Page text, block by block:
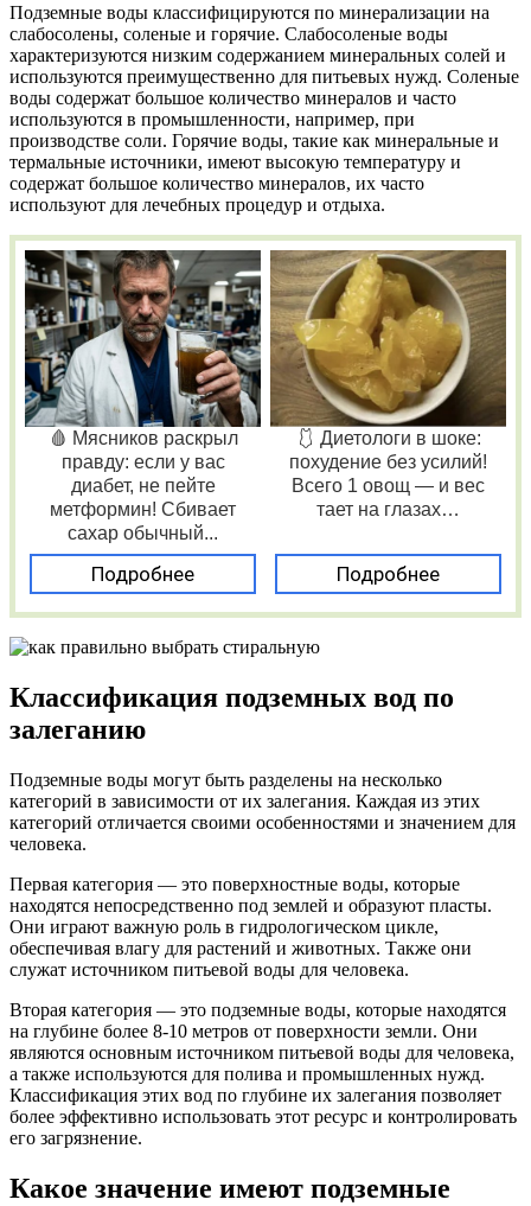
Подземные воды классифицируются по минерализации на
слабосолены, cоленые и горячие. Слабосоленые воды
характеризуются низким содержанием минеральных солей и
используются преимущественно для питьевых нужд. Соленые
воды содержат большое количество минералов и часто
используются в промышленности, например, при
производстве соли. Горячие воды, такие как минеральные и
термальные источники, имеют высокую температуру и
содержат большое количество минералов, их часто
используют для лечебных процедур и отдыха.
🩸 Мясников раскрыл
правду: если у вас
диабет, не пейте
метформин! Сбивает
сахар обычный...
Подробнее
🩱 Диетологи в шоке:
похудение без усилий!
Всего 1 овощ — и вес
тает на глазах…
Подробнее
Классификация подземных вод по
залеганию
Подземные воды могут быть разделены на несколько
категорий в зависимости от их залегания. Каждая из этих
категорий отличается своими особенностями и значением для
человека.
Первая категория — это поверхностные воды, которые
находятся непосредственно под землей и образуют пласты.
Они играют важную роль в гидрологическом цикле,
обеспечивая влагу для растений и животных. Также они
служат источником питьевой воды для человека.
Вторая категория — это подземные воды, которые находятся
на глубине более 8-10 метров от поверхности земли. Они
являются основным источником питьевой воды для человека,
а также используются для полива и промышленных нужд.
Классификация этих вод по глубине их залегания позволяет
более эффективно использовать этот ресурс и контролировать
его загрязнение.
Какое значение имеют подземные